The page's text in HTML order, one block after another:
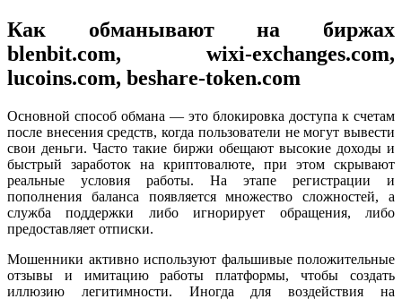
Как обманывают на биржах
blenbit.com, wixi-exchanges.com,
lucoins.com, beshare-token.com
Основной способ обмана — это блокировка доступа к счетам
после внесения средств, когда пользователи не могут вывести
свои деньги. Часто такие биржи обещают высокие доходы и
быстрый заработок на криптовалюте, при этом скрывают
реальные условия работы. На этапе регистрации и
пополнения баланса появляется множество сложностей, а
служба поддержки либо игнорирует обращения, либо
предоставляет отписки.
Мошенники активно используют фальшивые положительные
отзывы и имитацию работы платформы, чтобы создать
иллюзию легитимности. Иногда для воздействия на